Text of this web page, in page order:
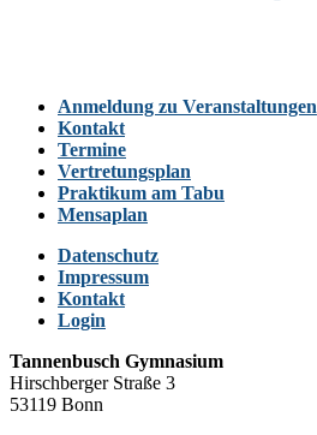
Anmeldung zu Veranstaltungen
Kontakt
Termine
Vertretungsplan
Praktikum am Tabu
Mensaplan
Datenschutz
Impressum
Kontakt
Login
Tannenbusch Gymnasium
Hirschberger Straße 3
53119 Bonn